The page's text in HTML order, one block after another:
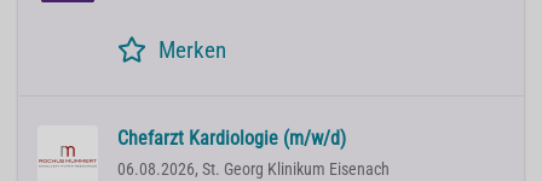
Merken
Chefarzt Kardiologie (m/w/d)
06.08.2026, St. Georg Klinikum Eisenach